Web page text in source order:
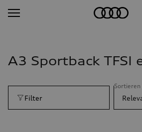
A3 Sportback TFSI
Filter
Sortieren